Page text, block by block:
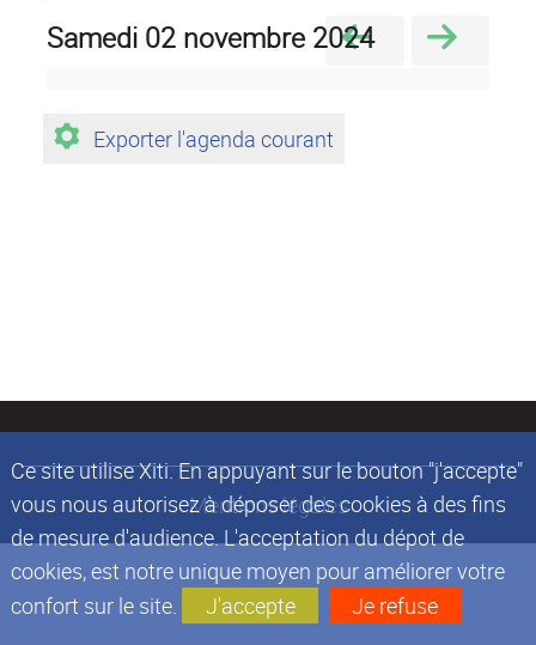
Ce site utilise Xiti. En appuyant sur le bouton "j'accepte"
vous nous autorisez à déposer des cookies à des fins
de mesure d'audience. L'acceptation du dépot de
cookies, est notre unique moyen pour améliorer votre
confort sur le site.
J'accepte Je refuse
samedi 02 novembre 2024
Exporter l'agenda courant
Mentions légales